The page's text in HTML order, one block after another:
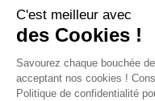
VOIR